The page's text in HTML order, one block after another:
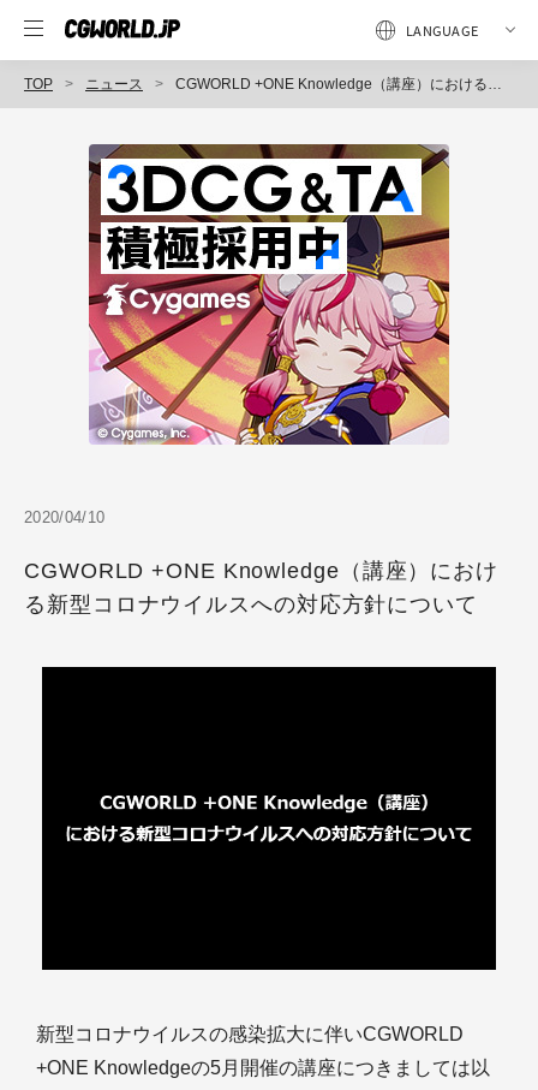
TOP ニュース CGWORLD +ONE Knowledge（講座）における新型コロナウイルスへの対応方針について
2020/04/10
CGWORLD +ONE Knowledge（講座）におけ
る新型コロナウイルスへの対応方針について
新型コロナウイルスの感染拡大に伴いCGWORLD
+ONE Knowledgeの5月開催の講座につきましては以